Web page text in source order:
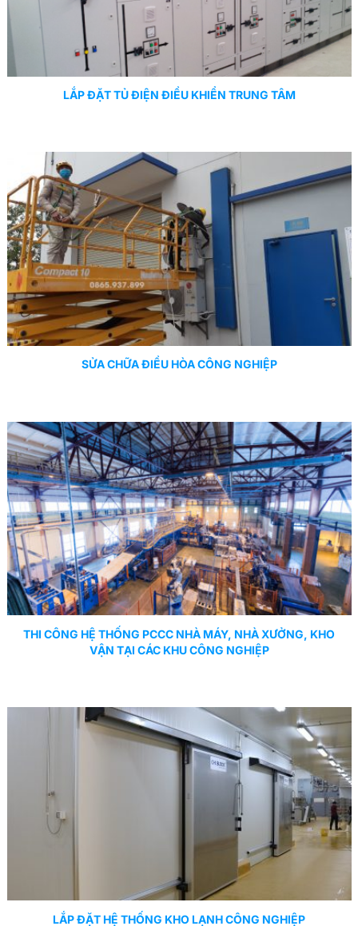
LẮP ĐẶT TỦ ĐIỆN ĐIỀU KHIỂN TRUNG TÂM
SỬA CHỮA ĐIỀU HÒA CÔNG NGHIỆP
THI CÔNG HỆ THỐNG PCCC NHÀ MÁY, NHÀ XƯỞNG, KHO
VẬN TẠI CÁC KHU CÔNG NGHIỆP
LẮP ĐẶT HỆ THỐNG KHO LẠNH CÔNG NGHIỆP